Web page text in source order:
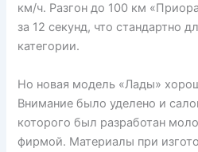
км/ч. Разгон до 100 км
за 12 секунд, что стандартно
категории.
Но новая модель «Лады»
Внимание было уделено и
которого был разработан
фирмой. Материалы при